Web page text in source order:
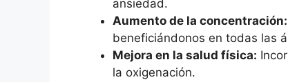
ansiedad.
Aumento de la concentración:
beneficiándonos en todas las
Mejora en la salud física:
la oxigenación.